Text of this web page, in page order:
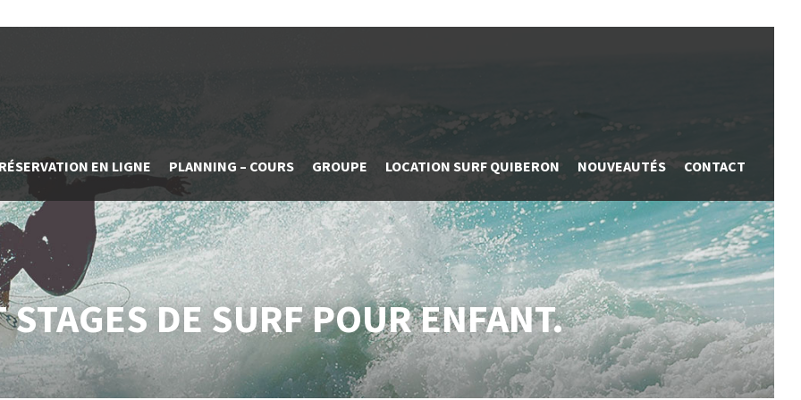
RÉSERVATION EN LIGNE PLANNING – COURS GROUPE LOCATION SURF QUIBERON NOUVEAUTÉS CONTACT
STAGES DE SURF POUR ENFANT.